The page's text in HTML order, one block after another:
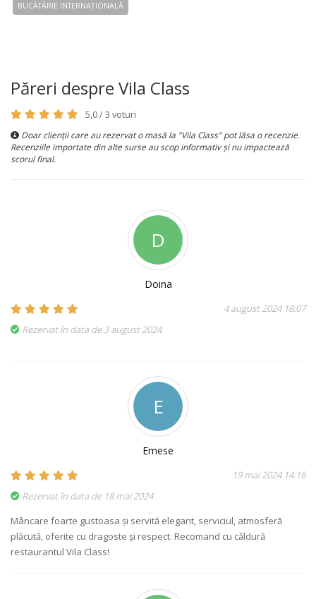
BUCÃTÃRIE INTERNAȚIONALĂ
Păreri despre Vila Class
5,0 / 3 voturi
Doar clienții care au rezervat o masă la "Vila Class" pot lăsa o recenzie.
Recenziile importate din alte surse au scop informativ și nu impactează
scorul final.
D
Doina
4 august 2024 18:07
Rezervat în data de 3 august 2024
E
Emese
19 mai 2024 14:16
Rezervat în data de 18 mai 2024
Mâncare foarte gustoasa și servită elegant, serviciul, atmosferă
plăcută, oferite cu dragoste și respect. Recomand cu căldură
restaurantul Vila Class!